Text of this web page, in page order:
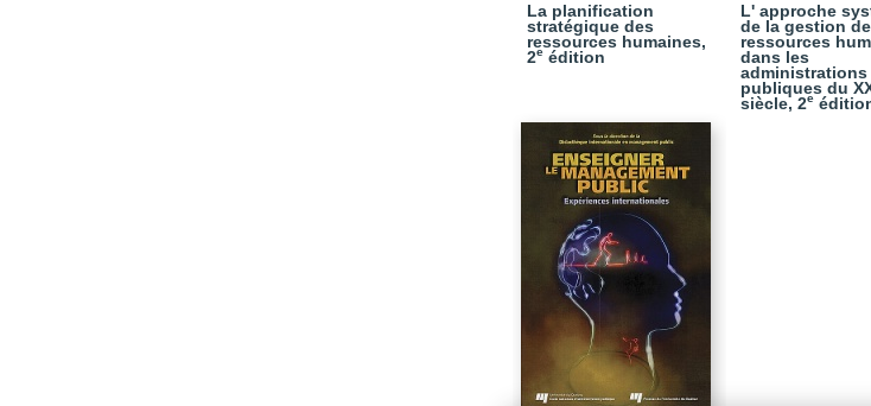
La planification
stratégique des
ressources humaines,
2e édition
L' approche
de la gestion
ressources
dans les
administrations
publiques du
siècle, 2e